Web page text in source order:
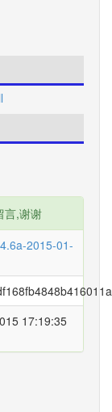
言,谢谢
2015-01-
17:19:35